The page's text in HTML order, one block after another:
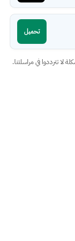
تحميل
تترددوا في مراسلتنا.